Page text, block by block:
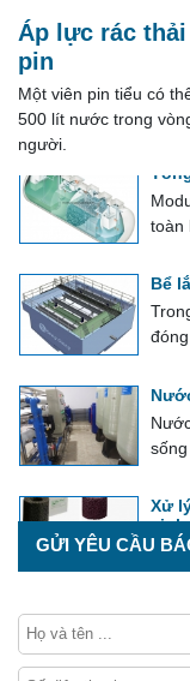
Áp lực rác
pin
Một viên pin tiểu có
500 lít nước trong
người.
Phí
toàn
Bể
sống
Xử
sinh
EBB
Phí
GỬI YÊU CẦU